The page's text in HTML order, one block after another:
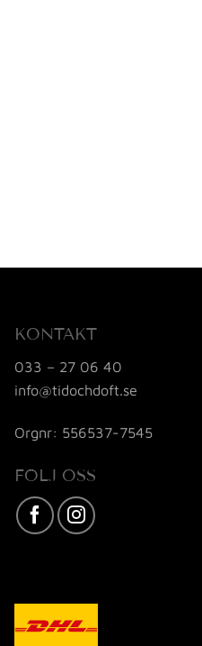
KONTAKT
033 – 27 06 40
info@tidochdoft.se
Orgnr: 556537-7545
FÖLJ OSS